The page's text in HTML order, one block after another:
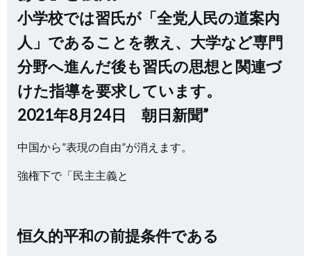
小学校では習氏が「全党人民の道案内
人」であることを教え、大学など専門
分野へ進んだ後も習氏の思想と関連づ
けた指導を要求しています。
2021年8月24日 朝日新聞”
中国から”表現の自由”が消えます。
強権下で「民主主義と
恒久的平和の前提条件である